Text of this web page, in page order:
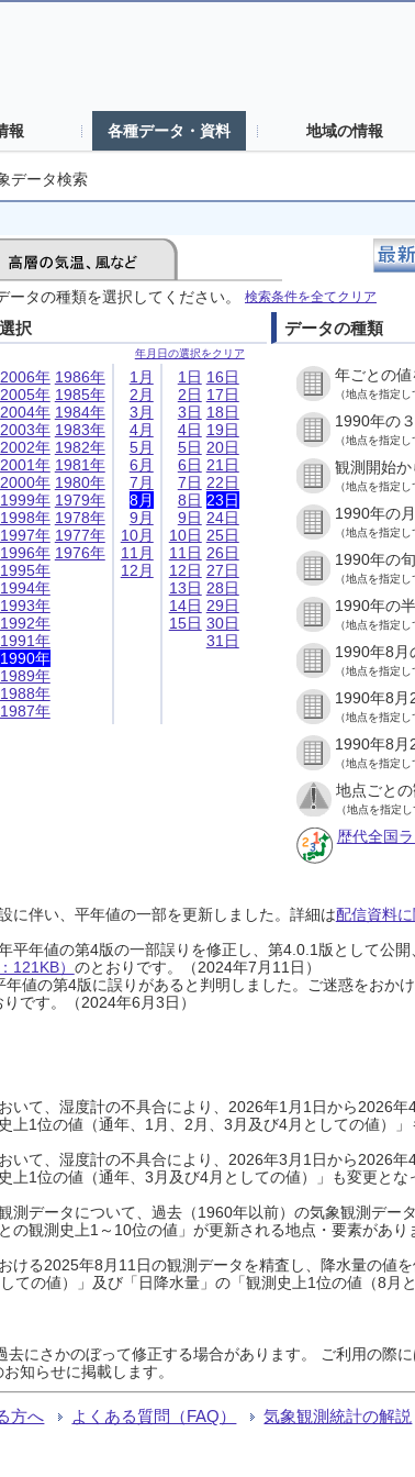
報 各種データ・資料 地域の情報
データ検索
タの種類を選択してください。 検索条件を全てクリア
択
年月日の選択をクリア
2006年
2005年
2004年
2003年
2002年
2001年
2000年
1999年
1998年
1997年
1996年
1995年
1994年
1993年
1992年
1991年
1990年
1989年
1988年
1987年
1986年
1985年
1984年
1983年
1982年
1981年
1980年
1979年
1978年
1977年
1976年
1月
2月
3月
4月
5月
6月
7月
8月
9月
10月
11月
12月
1日
2日
3日
4日
5日
6日
7日
8日
9日
10日
11日
12日
13日
14日
15日
16日
17日
18日
19日
20日
21日
22日
23日
24日
25日
26日
27日
28日
29日
30日
31日
データの種類
年ごとの
（地点を指定し
1990年の
（地点を指定し
観測開始
（地点を指定し
1990年の
（地点を指定し
1990年の
（地点を指定し
1990年の
（地点を指定し
1990年8月
（地点を指定し
1990年8月
（地点を指定し
1990年8月
（地点を指定し
地点ごと
（地点を指定し
歴代全国
に伴い、平年値の一部を更新しました。詳細は配信資料
平年値の第4版の一部誤りを修正し、第4.0.1版として公
121KB） のとおりです。（2024年7月11日）
値の第4版に誤りがあると判明しました。ご迷惑をおか
です。（2024年6月3日）
いて、湿度計の不具合により、2026年1月1日から2026
上1位の値（通年、1月、2月、3月及び4月としての値）
いて、湿度計の不具合により、2026年3月1日から2026
上1位の値（通年、3月及び4月としての値）」も変更と
測データについて、過去（1960年以前）の気象観測デー
の観測史上1～10位の値」が更新される地点・要素があり
ける2025年8月11日の観測データを精査し、降水量の値
ての値）」及び「日降水量」の「観測史上1位の値（8
にさかのぼって修正する場合があります。 ご利用の際
知らせに掲載します。
方へ よくある質問（FAQ） 気象観測統計の解説